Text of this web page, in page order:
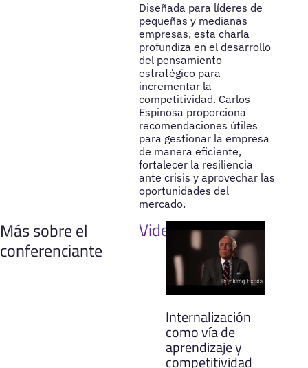
Diseñada para líderes de
pequeñas y medianas
empresas, esta charla
profundiza en el desarrollo
del pensamiento
estratégico para
incrementar la
competitividad. Carlos
Espinosa proporciona
recomendaciones útiles
para gestionar la empresa
de manera eficiente,
fortalecer la resiliencia
ante crisis y aprovechar las
oportunidades del
mercado.
Más sobre el
conferenciante
Videos
Internalización
como vía de
aprendizaje y
competitividad